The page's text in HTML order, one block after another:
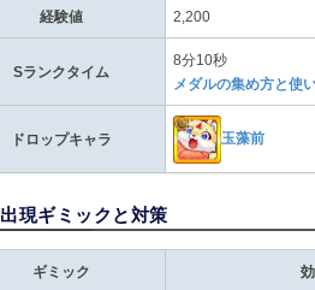
経験値 2,200
Sランクタイム
8分10秒
メダルの集め方と使
ドロップキャラ 玉藻前
出現ギミックと対策
ギミック